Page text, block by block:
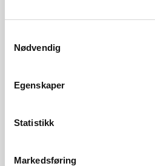
Nødvendig
Egenskaper
Statistikk
Markedsføring
Utsira Nord Havvind DA har
havvindanlegg utenfor Utsira og